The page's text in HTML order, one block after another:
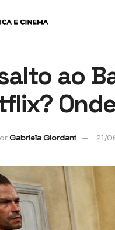
ao
Gabriela Giordani 21/